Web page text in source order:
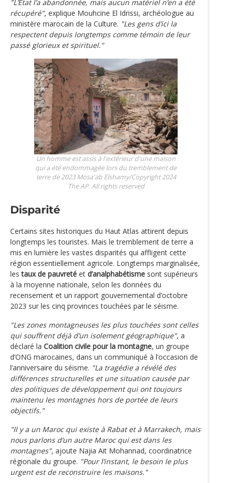
"L’État l’a abandonnée, mais aucun matériel n’en a été
récupéré", explique Mouhcine El Idrissi, archéologue au
ministère marocain de la Culture. "Les gens d’ici la
respectent depuis longtemps comme témoin de leur
passé glorieux et spirituel."
Un homme est assis à l'extérieur d'une maison
qui a été endommagée lors du tremblement de
terre de 2023 Mosa'ab Elshamy/Copyright 2024
The AP. All rights reserved
Disparité
Certains sites historiques du Haut Atlas attirent depuis
longtemps les touristes. Mais le tremblement de terre a
mis en lumière les vastes disparités qui affligent cette
région essentiellement agricole. Longtemps marginalisée,
lestaux de pauvreté et d’analphabétisme sont supérieurs
à la moyenne nationale, selon les données du
recensement et un rapport gouvernemental d’octobre
2023 sur les cinq provinces touchées par le séisme.
"Les zones montagneuses les plus touchées sont celles
qui souffrent déjà d’un isolement géographique", a
déclaré la Coalition civile pour la montagne, un groupe
d’ONG marocaines, dans un communiqué à l’occasion de
l’anniversaire du séisme. "La tragédie a révélé des
différences structurelles et une situation causée par
des politiques de développement qui ont toujours
maintenu les montagnes hors de portée de leurs
objectifs."
"Il y a un Maroc qui existe à Rabat et à Marrakech, mais
nous parlons d’un autre Maroc qui est dans les
montagnes", ajoute Najia Ait Mohannad, coordinatrice
régionale du groupe. "Pour l’instant, le besoin le plus
urgent est de reconstruire les maisons."